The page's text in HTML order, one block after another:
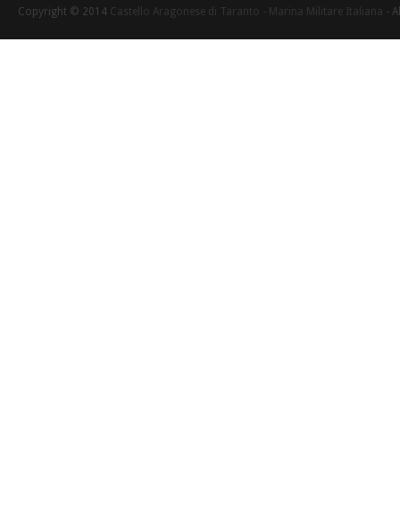
Copyright © 2014 Castello Aragonese di Taranto - Marina Militare Italiana -